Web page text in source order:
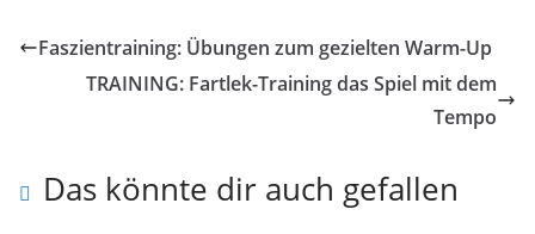
Faszientraining: Übungen zum gezielten Warm-Up
TRAINING: Fartlek-Training das Spiel mit dem
Tempo
Das könnte dir auch gefallen